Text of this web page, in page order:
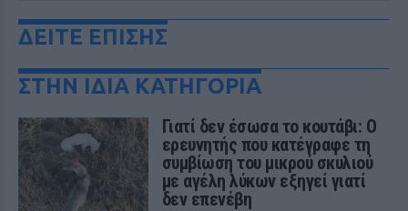
ΔΕΙΤΕ ΕΠΙΣΗΣ
ΣΤΗΝ ΙΔΙΑ ΚΑΤΗΓΟΡΙΑ
Γιατί δεν έσωσα το κουτάβι: Ο
ερευνητής που κατέγραφε τη
συμβίωση του μικρού σκυλιού
με αγέλη λύκων εξηγεί γιατί
δεν επενέβη